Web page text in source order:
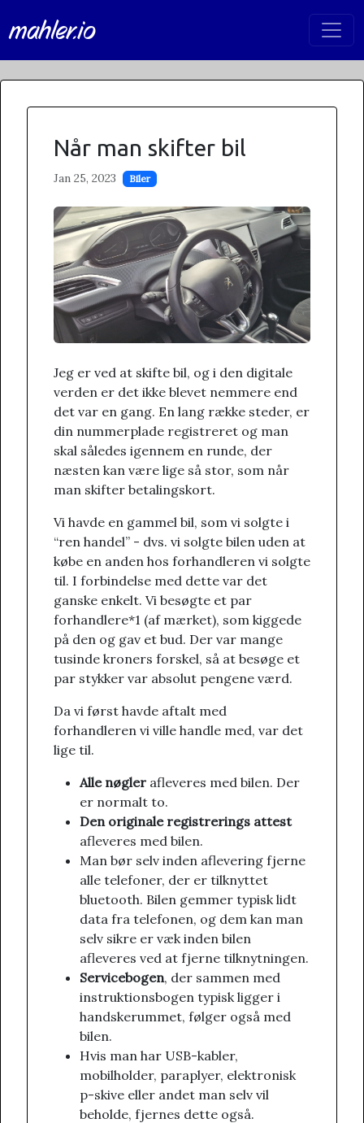
mahler.io
Når man skifter bil
Jan 25, 2023 Biler
Jeg er ved at skifte bil, og i den digitale
verden er det ikke blevet nemmere end
det var en gang. En lang række steder, er
din nummerplade registreret og man
skal således igennem en runde, der
næsten kan være lige så stor, som når
man skifter betalingskort.
Vi havde en gammel bil, som vi solgte i
“ren handel” - dvs. vi solgte bilen uden at
købe en anden hos forhandleren vi solgte
til. I forbindelse med dette var det
ganske enkelt. Vi besøgte et par
forhandlere*1 (af mærket), som kiggede
på den og gav et bud. Der var mange
tusinde kroners forskel, så at besøge et
par stykker var absolut pengene værd.
Da vi først havde aftalt med
forhandleren vi ville handle med, var det
lige til.
Alle nøgler afleveres med bilen. Der
er normalt to.
Den originale registrerings attest
afleveres med bilen.
Man bør selv inden aflevering fjerne
alle telefoner, der er tilknyttet
bluetooth. Bilen gemmer typisk lidt
data fra telefonen, og dem kan man
selv sikre er væk inden bilen
afleveres ved at fjerne tilknytningen.
Servicebogen, der sammen med
instruktionsbogen typisk ligger i
handskerummet, følger også med
bilen.
Hvis man har USB-kabler,
mobilholder, paraplyer, elektronisk
p-skive eller andet man selv vil
beholde, fjernes dette også.